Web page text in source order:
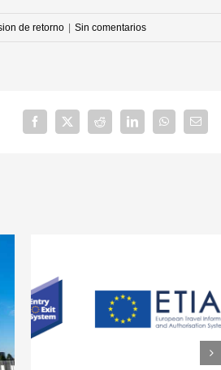
de retorno | Sin comentarios
Facebook
X Reddit LinkedInWhatsAppCorreo